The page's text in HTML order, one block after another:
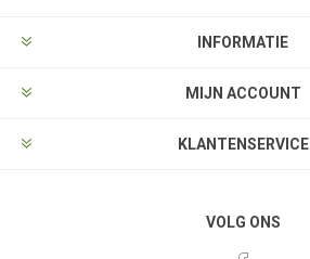
INFORMATIE
MIJN ACCOUNT
KLANTENSERVICE
VOLG ONS